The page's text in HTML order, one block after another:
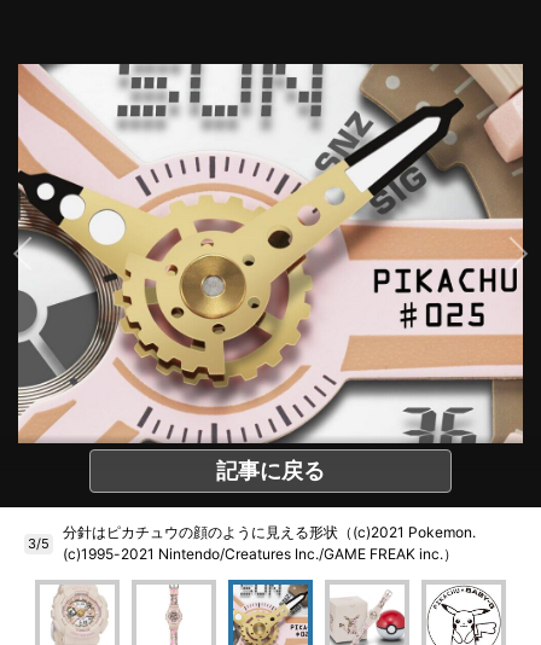
記事に戻る
3/5
分針はピカチュウの顔のように見える形状（(c)2021 Pokemon.
(c)1995-2021 Nintendo/Creatures Inc./GAME FREAK inc.）